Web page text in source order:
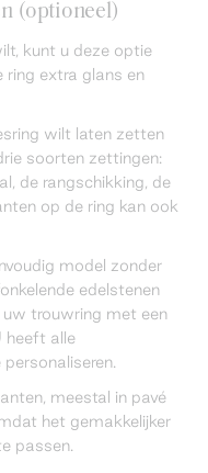
(optioneel)
kunt u deze optie
ring extra glans en
wilt laten zetten
soorten zettingen:
de rangschikking, de
op de ring kan ook
model zonder
edelstenen
trouwring met een
heeft alle
meestal in pavé
het gemakkelijker
passen.